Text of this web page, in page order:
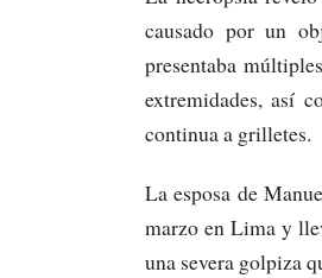
causado por un
presentaba
extremidades, así
continua a grilletes.
La esposa de
marzo en Lima y
una severa golpiza